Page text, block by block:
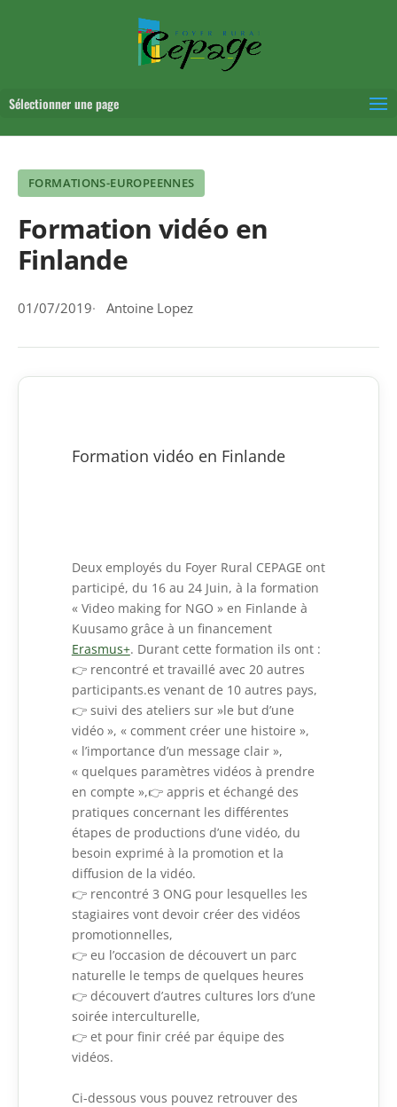
Sélectionner une page
FORMATIONS-EUROPEENNES
Formation vidéo en
Finlande
01/07/2019 Antoine Lopez
Formation vidéo en Finlande
Deux employés du Foyer Rural CEPAGE ont
participé, du 16 au 24 Juin, à la formation
« Video making for NGO » en Finlande à
Kuusamo grâce à un financement
Erasmus+. Durant cette formation ils ont :
👉rencontré et travaillé avec 20 autres
participants.es venant de 10 autres pays,
👉suivi des ateliers sur »le but d’une
vidéo », « comment créer une histoire »,
« l’importance d’un message clair »,
« quelques paramètres vidéos à prendre
en compte »,👉 appris et échangé des
pratiques concernant les différentes
étapes de productions d’une vidéo, du
besoin exprimé à la promotion et la
diffusion de la vidéo.
👉rencontré 3 ONG pour lesquelles les
stagiaires vont devoir créer des vidéos
promotionnelles,
👉 eu l’occasion de découvert un parc
naturelle le temps de quelques heures
👉découvert d’autres cultures lors d’une
soirée interculturelle,
👉 et pour finir créé par équipe des
vidéos.
Ci-dessous vous pouvez retrouver des